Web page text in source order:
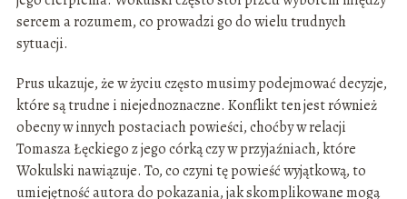
sercem a rozumem, co prowadzi go do wielu trudnych
sytuacji.
Prus ukazuje, że w życiu często musimy podejmować decyzje,
które są trudne i niejednoznaczne. Konflikt ten jest również
obecny w innych postaciach powieści, choćby w relacji
Tomasza Łęckiego z jego córką czy w przyjaźniach, które
Wokulski nawiązuje. To, co czyni tę powieść wyjątkową, to
umiejętność autora do pokazania, jak skomplikowane mogą